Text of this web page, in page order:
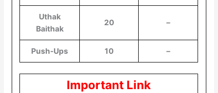
Uthak
Baithak
20 –
Push-Ups 10 –
Important Link